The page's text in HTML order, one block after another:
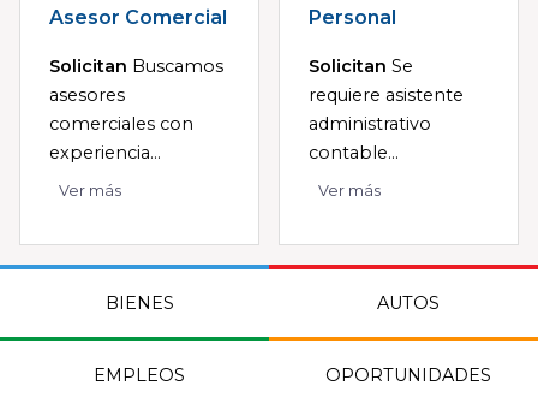
Asesor Comercial
Solicitan Buscamos
asesores
comerciales con
experiencia...
Ver más
Personal
Solicitan Se
requiere asistente
administrativo
contable...
Ver más
BIENES AUTOS
EMPLEOS OPORTUNIDADES